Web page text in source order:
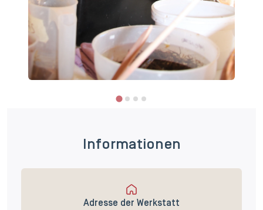
Informationen
Adresse der Werkstatt